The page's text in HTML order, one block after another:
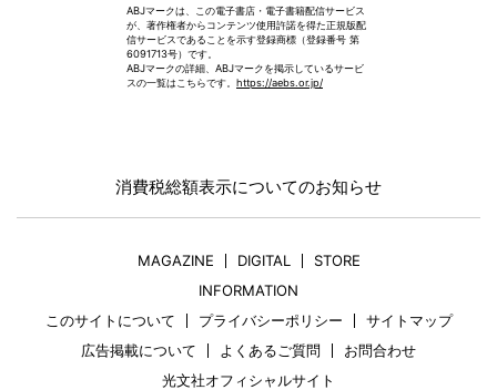
ABJマークは、この電子書店・電子書籍配信サービス
が、著作権者からコンテンツ使用許諾を得た正規版配
信サービスであることを示す登録商標（登録番号 第
6091713号）です。
ABJマークの詳細、ABJマークを掲示しているサービ
スの一覧はこちらです。 https://aebs.or.jp/
消費税総額表示についてのお知らせ
MAGAZINE DIGITAL
STORE
INFORMATION
このサイトについて
プライバシーポリシー
サイトマップ
広告掲載について
よくあるご質問
お問合わせ
光文社オフィシャルサイト